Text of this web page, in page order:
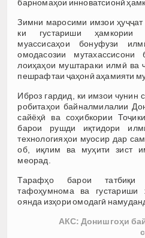
барномаҳои инноватсионӣ
Зимни маросими имзои ҳуҷҷат
ки густариши ҳамкории
муассисаҳои бонуфузи
омодасозии мутахассисони
лоиҳаҳои муштараки илмӣ ва
пешрафтаи ҷаҳонӣ аҳамияти
Иброз гардид, ки имзои чунин
робитаҳои байналмилалии
сайёҳӣ ва соҳибкории
барои рушди иқтидори
технологияҳои муосир дар
об, иқлим ва муҳити зист
меорад.
Тарафҳо барои татбиқи
тафоҳумнома ва густариши
оянда изҳори омодагӣ
АКС: Донишгоҳи